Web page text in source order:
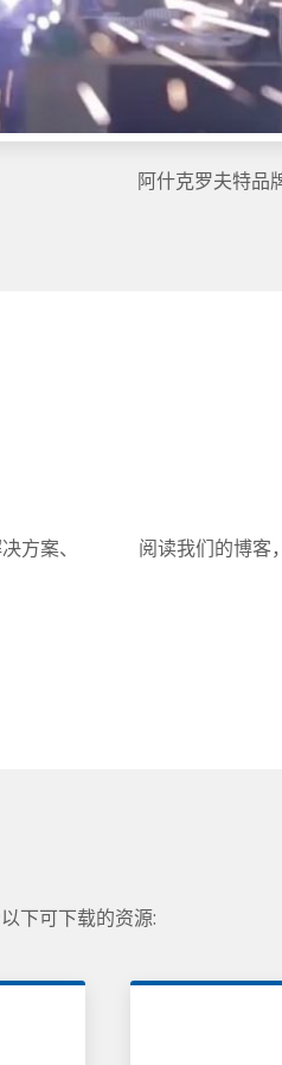
阿什克罗夫特品
方案、
阅读我们的博客
下可下载的资源: